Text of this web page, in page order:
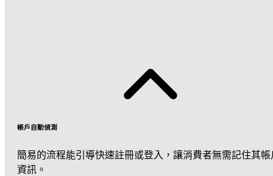
帳戶自動偵測
簡易的流程能引導快速註冊或登入，讓消費者無需記住其帳
資訊。